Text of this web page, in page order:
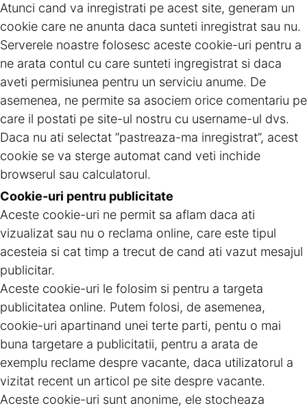
Atunci cand va inregistrati pe acest site, generam un
cookie care ne anunta daca sunteti inregistrat sau nu.
Serverele noastre folosesc aceste cookie-uri pentru a
ne arata contul cu care sunteti ingregistrat si daca
aveti permisiunea pentru un serviciu anume. De
asemenea, ne permite sa asociem orice comentariu pe
care il postati pe site-ul nostru cu username-ul dvs.
Daca nu ati selectat “pastreaza-ma inregistrat”, acest
cookie se va sterge automat cand veti inchide
browserul sau calculatorul.
Cookie-uri pentru publicitate
Aceste cookie-uri ne permit sa aflam daca ati
vizualizat sau nu o reclama online, care este tipul
acesteia si cat timp a trecut de cand ati vazut mesajul
publicitar.
Aceste cookie-uri le folosim si pentru a targeta
publicitatea online. Putem folosi, de asemenea,
cookie-uri apartinand unei terte parti, pentu o mai
buna targetare a publicitatii, pentru a arata de
exemplu reclame despre vacante, daca utilizatorul a
vizitat recent un articol pe site despre vacante.
Aceste cookie-uri sunt anonime, ele stocheaza